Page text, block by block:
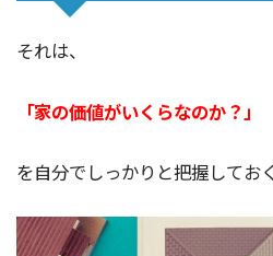
それは、
「家の価値がいくらなのか？」
を自分でしっかりと把握してお